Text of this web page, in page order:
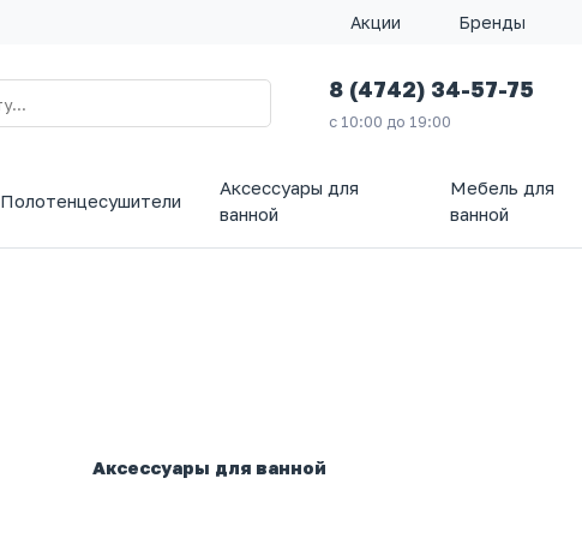
Акции Бренды
8 (4742) 34-57-75
с 10:00 до 19:00
Полотенцесушители
Аксессуары для
ванной
Мебель для
ванной
Аксессуары для ванной